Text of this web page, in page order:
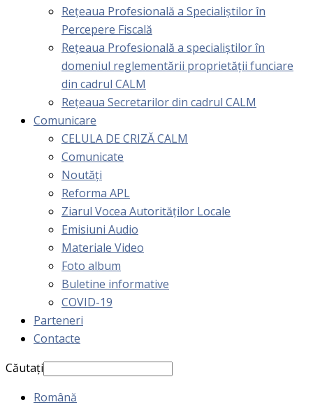
Rețeaua Profesională a Specialiștilor în
Percepere Fiscală
Reţeaua Profesională a specialiştilor în
domeniul reglementării proprietăţii funciare
din cadrul CALM
Rețeaua Secretarilor din cadrul CALM
Comunicare
CELULA DE CRIZĂ CALM
Comunicate
Noutăți
Reforma APL
Ziarul Vocea Autorităților Locale
Emisiuni Audio
Materiale Video
Foto album
Buletine informative
COVID-19
Parteneri
Contacte
Căutați
Română